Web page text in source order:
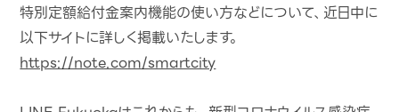
特別定額給付金案内機能の使い方などについて、近日中に
以下サイトに詳しく掲載いたします。
https://note.com/smartcity